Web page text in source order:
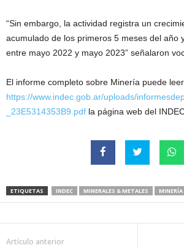
“Sin embargo, la actividad registra un
acumulado de los primeros 5 meses del año
entre mayo 2022 y mayo 2023” señalaron
El informe completo sobre Minería puede
https://www.indec.gob.ar/uploads/
_23E5314353B9.pdf la página web del
ETIQUETAS INDEC MINERALES & METALES MINERÍA
Artículo anterior